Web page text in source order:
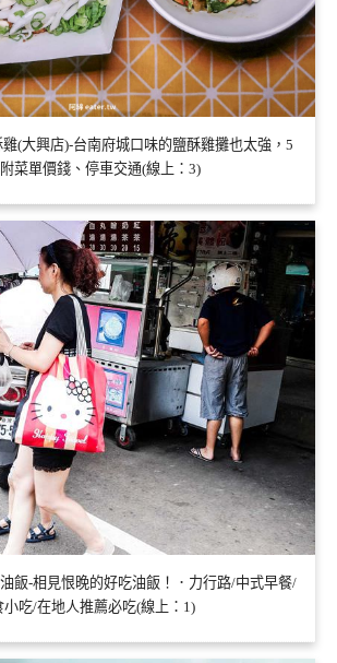
(大興店)-台南府城口味的鹽酥雞攤也太強，5
菜單價錢、停車交通(線上：3)
油飯‬-相見恨晚的好吃油飯！．力行路/中式早餐/
吃/在地人推薦必吃(線上：1)